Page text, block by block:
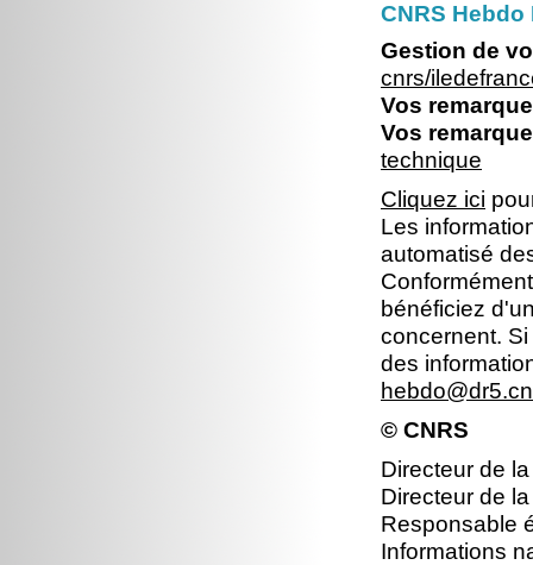
CNRS
Gestion de
cnrs/
Vos
Vos
technique
Cliquez ici
Les
automatisé
bénéficiez
concernent.
des
© CNRS
Directeur de
Directeur de
Responsable
Informations